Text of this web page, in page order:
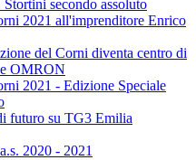
secondo assoluto
2021 all'imprenditore Enrico
del Corni diventa centro di
OMRON
2021 - Edizione Speciale
futuro su TG3 Emilia
2020 - 2021